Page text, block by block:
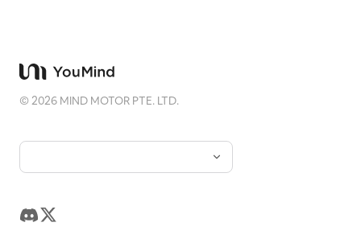
©2026 MIND MOTOR PTE. LTD.